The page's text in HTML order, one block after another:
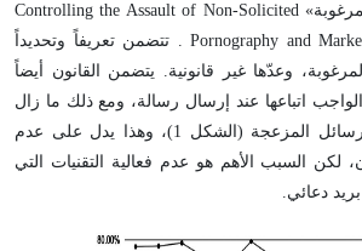
ورسائل التسويق غير المرغوبة» Controlling the Assault of Non-Solicited
Pornography and Marketing Act (CAN_SPAM) . تتضمن تعريفاً وتحديداً
وعدّها غير قانونية. يتضمن القانون أيضاً
اتباعها عند إرسال رسالة، ومع ذلك ما زال
الناس يستقبلون تلك الرسائل المزعجة (الشكل 1)، وهذا يدل على عدم
لكن السبب الأهم هو عدم فعالية التقنيات التي
دعائي.